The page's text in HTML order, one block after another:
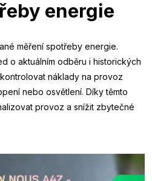
energie
měření spotřeby energie.
o aktuálním odběru i historických
náklady na provoz
nebo osvětlení. Díky těmto
provoz a snížit zbytečné